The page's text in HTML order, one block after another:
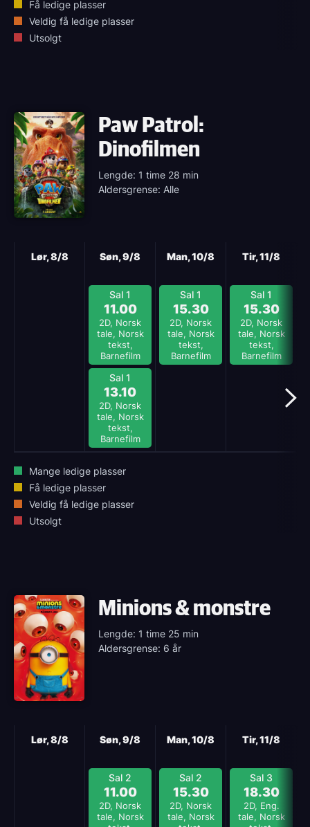
Få ledige plasser
Veldig få ledige plasser
Utsolgt
Paw Patrol:
Dinofilmen
Lengde: 1 time 28 min
Aldersgrense: Alle
Lør, 8/8 Søn, 9/8
Sal 1
11.00
2D, Norsk
tale, Norsk
tekst,
Barnefilm
Sal 1
13.10
2D, Norsk
tale, Norsk
tekst,
Barnefilm
Man, 10/8
Sal 1
15.30
2D, Norsk
tale, Norsk
tekst,
Barnefilm
Tir, 11/8
Sal 1
15.30
2D, Norsk
tale, Norsk
tekst,
Barnefilm
Mange ledige plasser
Få ledige plasser
Veldig få ledige plasser
Utsolgt
Minions & monstre
Lengde: 1 time 25 min
Aldersgrense: 6 år
Lør, 8/8 Søn, 9/8
Sal 2
11.00
2D, Norsk
tale, Norsk
Man, 10/8
Sal 2
15.30
2D, Norsk
tale, Norsk
Tir, 11/8
Sal 3
18.30
2D, Eng.
tale, Norsk